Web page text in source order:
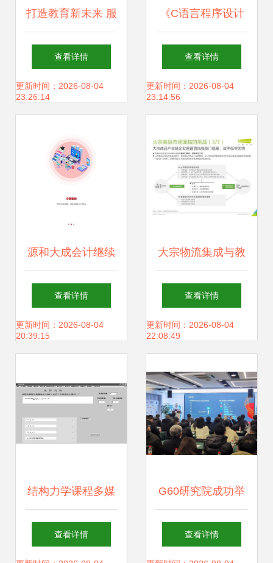
打造教育新未来 服
务app与网站定制
开发如何重塑教育
查看详情
更新时间：2026-08-04
23:26:14
《C语言程序设计
基础》考试系统的
设计与开发 教育软
查看详情
更新时间：2026-08-04
23:14:56
源和大成会计继续
教育软件研究与开
发 从应用到价值
查看详情
更新时间：2026-08-04
20:39:15
大宗物流集成与教
育智慧 艾瑞咨询视
角下的2020年研究
查看详情
更新时间：2026-08-04
22:08:49
结构力学课程多媒
体辅助教学软件的
查看详情
G60研究院成功举
办嘉兴市2024年度
查看详情